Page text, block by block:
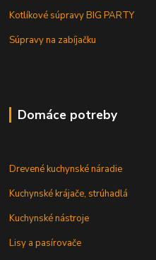
Kotlíkové súpravy BIG PARTY
Súpravy na zabíjačku
Domáce potreby
Drevené kuchynské náradie
Kuchynské krájače, strúhadlá
Kuchynské nástroje
Lisy a pasírovače